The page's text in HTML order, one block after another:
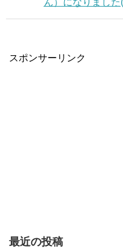
スポンサーリンク
最近の投稿